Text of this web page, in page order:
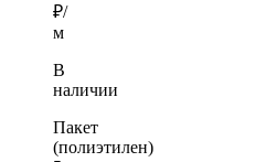
₽/
м
В
наличии
Пакет
(полиэтилен)